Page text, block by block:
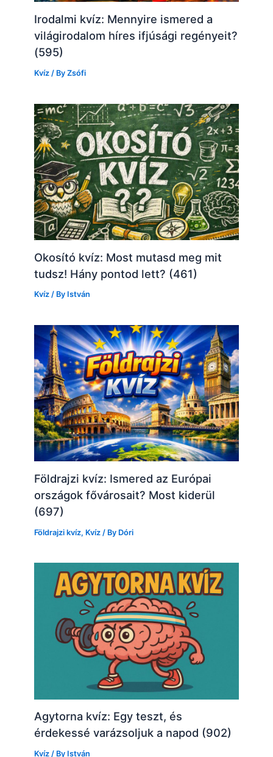
Irodalmi kvíz: Mennyire ismered a
világirodalom híres ifjúsági regényeit?
(595)
Kvíz / ByZsófi
Okosító kvíz: Most mutasd meg mit
tudsz! Hány pontod lett? (461)
Kvíz / By István
Földrajzi kvíz: Ismered az Európai
országok fővárosait? Most kiderül
(697)
Földrajzi kvíz, Kvíz / By Dóri
Agytorna kvíz: Egy teszt, és
érdekessé varázsoljuk a napod (902)
Kvíz / By István